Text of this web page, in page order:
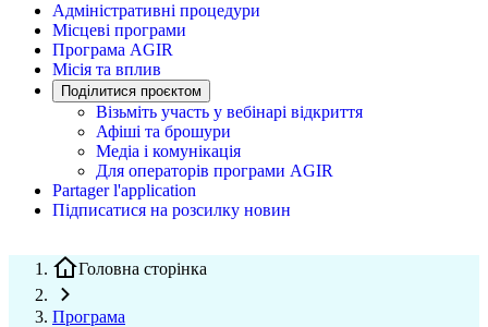
Адміністративні процедури
Місцеві програми
Програма AGIR
Місія та вплив
Поділитися проєктом
Візьміть участь у вебінарі відкриття
Афіші та брошури
Медіа і комунікація
Для операторів програми AGIR
Partager l'application
Підписатися на розсилку новин
Головна сторінка
Програма